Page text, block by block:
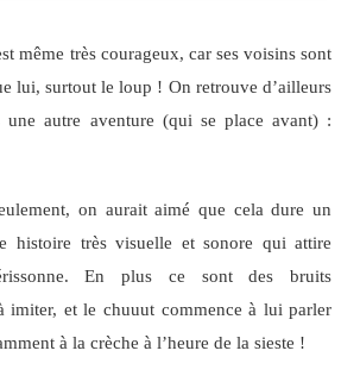
même très courageux, car ses voisins sont
lui, surtout le loup ! On retrouve d’ailleurs
autre aventure (qui se place avant) :
on aurait aimé que cela dure un
histoire très visuelle et sonore qui attire
En plus ce sont des bruits
imiter, et le chuuut commence à lui parler
à la crèche à l’heure de la sieste !